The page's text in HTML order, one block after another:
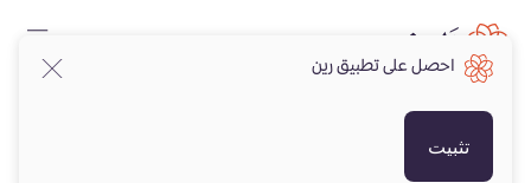
احصل على تطبيق رين
تثبيت